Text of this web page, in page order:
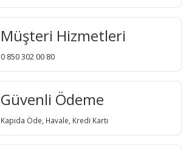
Müşteri Hizmetleri
0 850 302 00 80
Güvenli Ödeme
Kapıda Öde, Havale, Kredi Kartı